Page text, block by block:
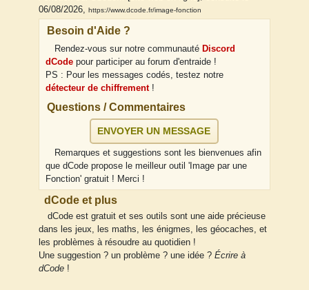
06/08/2026, https://www.dcode.fr/image-fonction
Besoin d'Aide ?
Rendez-vous sur notre communauté Discord
dCode pour participer au forum d'entraide !
PS : Pour les messages codés, testez notre
détecteur de chiffrement!
Questions / Commentaires
ENVOYER UN MESSAGE
Remarques et suggestions sont les bienvenues afin
que dCode propose le meilleur outil 'Image par une
Fonction' gratuit ! Merci !
dCode et plus
dCode est gratuit et ses outils sont une aide précieuse
dans les jeux, les maths, les énigmes, les géocaches, et
les problèmes à résoudre au quotidien !
Une suggestion ? un problème ? une idée ? Écrire à
dCode !